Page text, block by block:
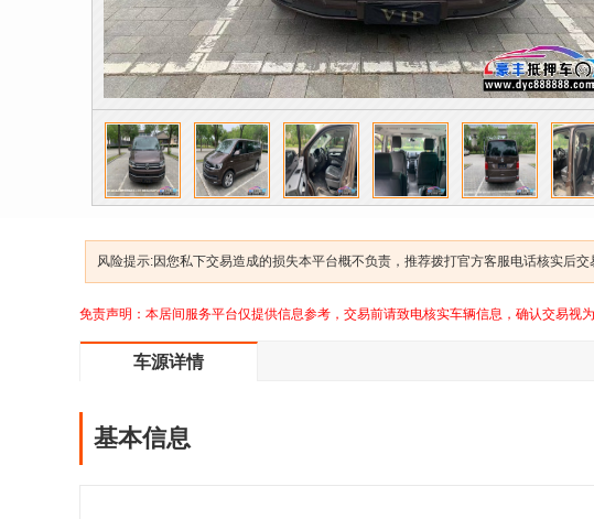
风险提示:因您私下交易造成的损失本平台概不负责，推荐拨打官方客服电话核实后
免责声明：本居间服务平台仅提供信息参考，交易前请致电核实车辆信息，确认交易视
车源详情
基本信息